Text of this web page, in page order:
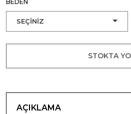
BEDEN
STOKTA
AÇIKLAMA